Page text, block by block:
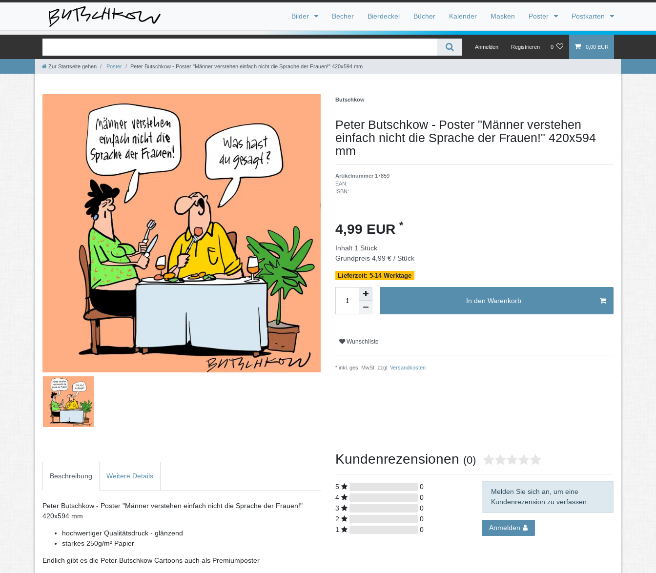
Bilder Becher Bierdeckel Bücher Kalender Masken Poster Postkarten
Anmelden Registrieren 0 0,00 EUR
Zur Startseite gehen Poster Peter Butschkow - Poster "Männer verstehen einfach nicht die Sprache der Frauen!" 420x594 mm
Butschkow
Peter Butschkow - Poster "Männer verstehen
einfach nicht die Sprache der Frauen!" 420x594
mm
Artikelnummer 17859
EAN:
ISBN:
4,99 EUR *
Inhalt 1 Stück
Grundpreis 4,99 € / Stück
Lieferzeit: 5-14 Werktage
In den Warenkorb
Wunschliste
* inkl. ges. MwSt. zzgl. Versandkosten
Beschreibung Weitere Details
Peter Butschkow - Poster "Männer verstehen einfach nicht die Sprache der Frauen!"
420x594 mm
hochwertiger Qualitätsdruck - glänzend
starkes 250g/m² Papier
Endlich gibt es die Peter Butschkow Cartoons auch als Premiumposter
Kundenrezensionen (0)
5
0
4
0
3
0
2
0
1
0
Melden Sie sich an, um eine
Kundenrezension zu verfassen.
Anmelden